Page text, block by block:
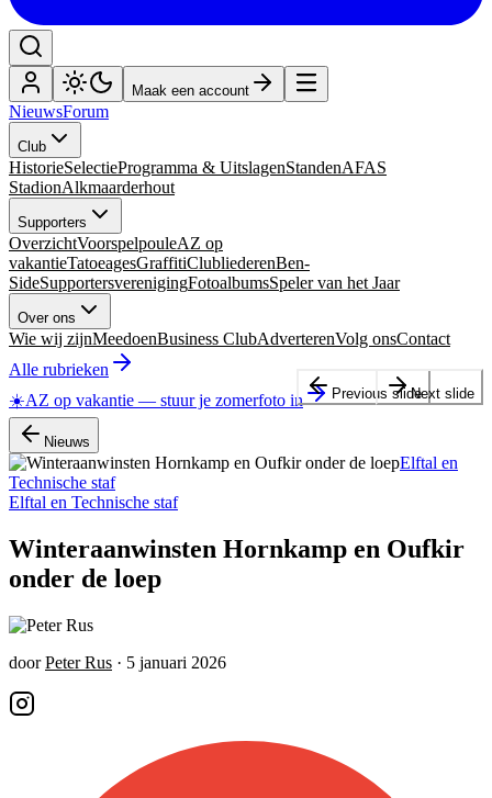
Maak een account
NieuwsForum
Club
HistorieSelectieProgramma & UitslagenStandenAFAS
StadionAlkmaarderhout
Supporters
OverzichtVoorspelpouleAZ op
vakantieTatoeagesGraffitiClubliederenBen-
SideSupportersverenigingFotoalbumsSpeler van het Jaar
Over ons
Wie wij zijnMeedoenBusiness ClubAdverterenVolg onsContact
Alle rubrieken
☀️AZ op vakantie — stuur je zomerfoto in
Nieuws
Elftal en
Technische staf
Elftal en Technische staf
Winteraanwinsten Hornkamp en Oufkir
onder de loep
door Peter Rus · 5 januari 2026
Previous slideNext slide